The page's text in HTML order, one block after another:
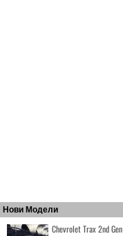
Нови Модели
Chevrolet Trax 2nd Gen